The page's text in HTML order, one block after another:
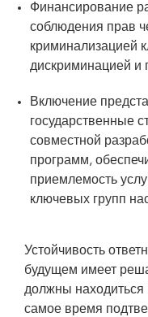
Финансирование
соблюдения прав
криминализацией
дискриминацией и
Включение
государственные
совместной
программ,
приемлемость
ключевых групп
Устойчивость
будущем имеет
должны находиться
самое время